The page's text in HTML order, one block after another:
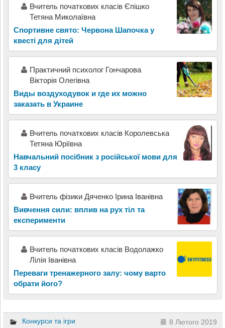
Вчитель початкових класів Єпішко
Тетяна Миколаївна
Спортивне свято: Червона Шапочка у
квесті для дітей
Практичний психолог Гончарова
Вікторія Олегівна
Виды воздуходувок и где их можно
заказать в Украине
Вчитель початкових класів Королевська
Тетяна Юріївна
Навчальний посібник з російської мови для
3 класу
Вчитель фізики Дяченко Ірина Іванівна
Вивчення сили: вплив на рух тіл та
експерименти
Вчитель початкових класів Водолажко
Лілія Іванівна
Переваги тренажерного залу: чому варто
обрати його?
Конкурси та ігри 8 Лютого 2019